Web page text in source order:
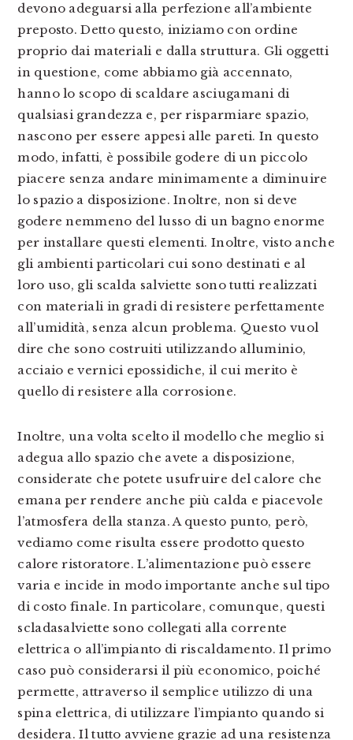
devono adeguarsi alla perfezione all’ambiente
preposto. Detto questo, iniziamo con ordine
proprio dai materiali e dalla struttura. Gli oggetti
in questione, come abbiamo già accennato,
hanno lo scopo di scaldare asciugamani di
qualsiasi grandezza e, per risparmiare spazio,
nascono per essere appesi alle pareti. In questo
modo, infatti, è possibile godere di un piccolo
piacere senza andare minimamente a diminuire
lo spazio a disposizione. Inoltre, non si deve
godere nemmeno del lusso di un bagno enorme
per installare questi elementi. Inoltre, visto anche
gli ambienti particolari cui sono destinati e al
loro uso, gli scalda salviette sono tutti realizzati
con materiali in gradi di resistere perfettamente
all’umidità, senza alcun problema. Questo vuol
dire che sono costruiti utilizzando alluminio,
acciaio e vernici epossidiche, il cui merito è
quello di resistere alla corrosione.
Inoltre, una volta scelto il modello che meglio si
adegua allo spazio che avete a disposizione,
considerate che potete usufruire del calore che
emana per rendere anche più calda e piacevole
l’atmosfera della stanza. A questo punto, però,
vediamo come risulta essere prodotto questo
calore ristoratore. L’alimentazione può essere
varia e incide in modo importante anche sul tipo
di costo finale. In particolare, comunque, questi
scladasalviette sono collegati alla corrente
elettrica o all’impianto di riscaldamento. Il primo
caso può considerarsi il più economico, poiché
permette, attraverso il semplice utilizzo di una
spina elettrica, di utilizzare l’impianto quando si
desidera. Il tutto avviene grazie ad una resistenza